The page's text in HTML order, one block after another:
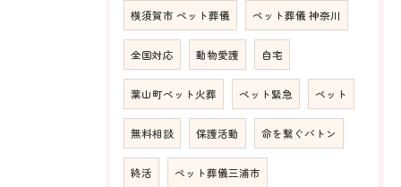
横須賀市 ペット葬儀 ペット葬儀 神奈川
全国対応 動物愛護 自宅
葉山町ペット火葬 ペット緊急 ペット
無料相談 保護活動 命を繋ぐバトン
終活 ペット葬儀三浦市